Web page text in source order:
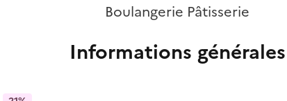
Boulangerie Pâtisserie
Informations générales